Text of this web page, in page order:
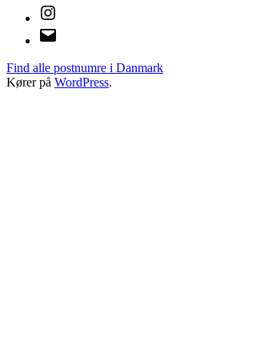
Find alle postnumre i Danmark
Kører på WordPress.